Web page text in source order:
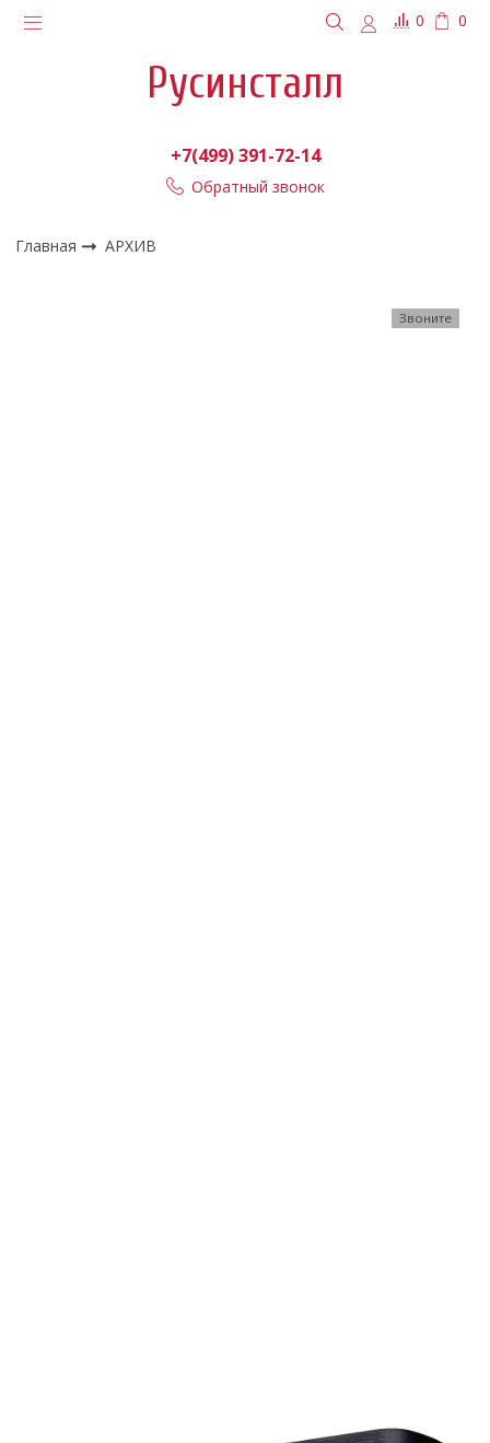
0 0
Русинсталл
+7(499) 391-72-14
Обратный звонок
Главная АРХИВ
Звоните